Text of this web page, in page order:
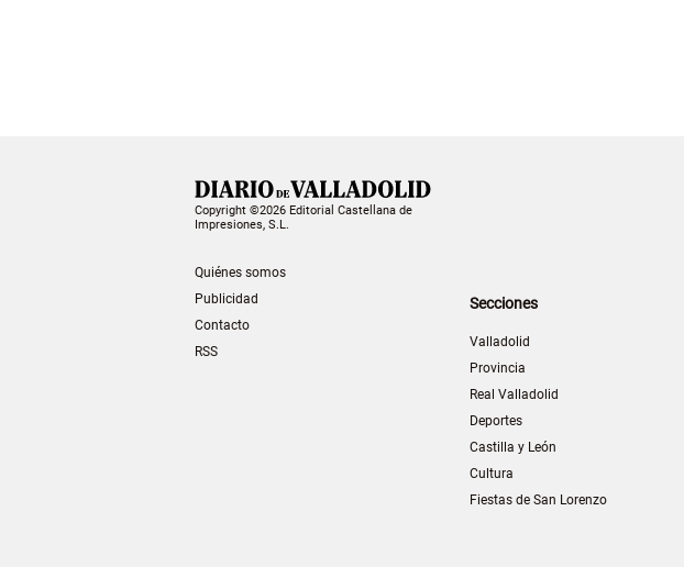
Copyright ©2026 Editorial Castellana de
Impresiones, S.L.
Quiénes somos
Publicidad
Contacto
RSS
Secciones
Valladolid
Provincia
Real Valladolid
Deportes
Castilla y León
Cultura
Fiestas de San Lorenzo